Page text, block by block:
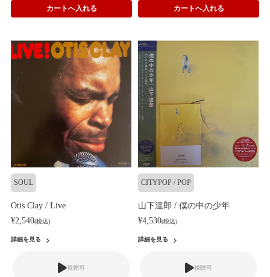
SOUL
Otis Clay / Live
¥2,540(税込)
詳細を見る
視聴可
CITYPOP / POP
山下達郎 / 僕の中の少年
¥4,530(税込)
詳細を見る
視聴可